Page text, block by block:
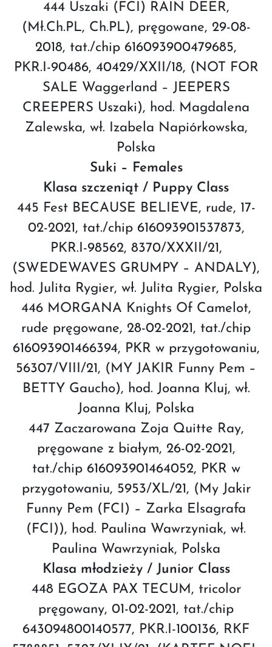
444 Uszaki (FCI) RAIN DEER,
(Mł.Ch.PL, Ch.PL), pręgowane, 29-08-
2018, tat./chip 616093900479685,
PKR.I-90486, 40429/XXII/18, (NOT FOR
SALE Waggerland – JEEPERS
CREEPERS Uszaki), hod. Magdalena
Zalewska, wł. Izabela Napiórkowska,
Polska
Suki – Females
Klasa szczeniąt / Puppy Class
445 Fest BECAUSE BELIEVE, rude, 17-
02-2021, tat./chip 616093901537873,
PKR.I-98562, 8370/XXXII/21,
(SWEDEWAVES GRUMPY – ANDALY),
hod. Julita Rygier, wł. Julita Rygier, Polska
446 MORGANA Knights Of Camelot,
rude pręgowane, 28-02-2021, tat./chip
616093901466394, PKR w przygotowaniu,
56307/VIII/21, (MY JAKIR Funny Pem –
BETTY Gaucho), hod. Joanna Kluj, wł.
Joanna Kluj, Polska
447 Zaczarowana Zoja Quitte Ray,
pręgowane z białym, 26-02-2021,
tat./chip 616093901464052, PKR w
przygotowaniu, 5953/XL/21, (My Jakir
Funny Pem (FCI) – Zarka Elsagrafa
(FCI)), hod. Paulina Wawrzyniak, wł.
Paulina Wawrzyniak, Polska
Klasa młodzieży / Junior Class
448 EGOZA PAX TECUM, tricolor
pręgowany, 01-02-2021, tat./chip
643094800140577, PKR.I-100136, RKF